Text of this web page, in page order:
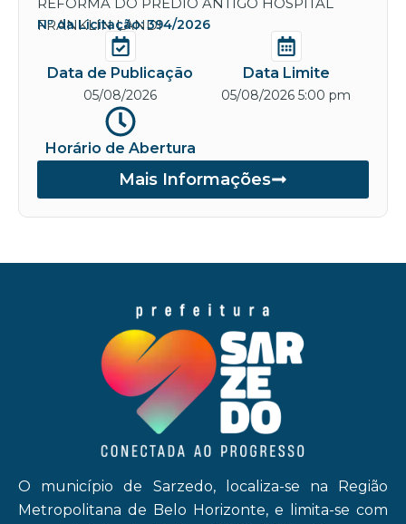
REFORMA DO PREDIO ANTIGO HOSPITAL
FRANKLIN LANDI
Nº da Licitação: 394/2026
Data de Publicação
05/08/2026
Data Limite
05/08/2026 5:00 pm
Horário de Abertura
Mais Informações
O município de Sarzedo, localiza-se na Região
Metropolitana de Belo Horizonte, e limita-se com